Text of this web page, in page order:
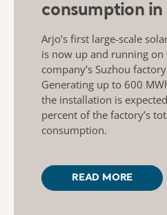
consumption
Arjo’s first large-scale
is now up and running
company’s Suzhou
Generating up to 600
the installation is
percent of the factory’s
consumption.
READ MORE